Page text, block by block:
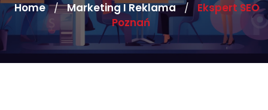
Home / Marketing I Reklama /
Ekspert SEO
Poznań